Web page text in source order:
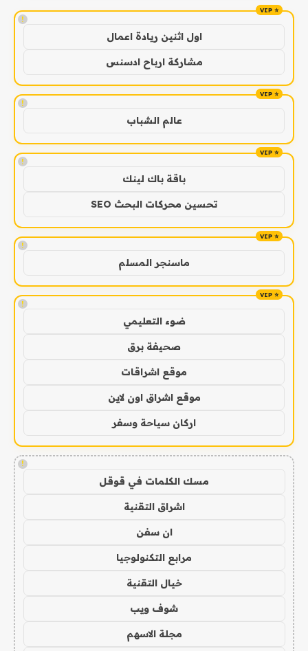
!
اول اثنين ريادة اعمال
مشاركة ارباح ادسنس
!
عالم الشباب
!
باقة باك لينك
تحسين محركات البحث SEO
!
ماسنجر المسلم
!
ضوء التعليمي
صحيفة برق
موقع اشراقات
موقع اشراق اون لاين
اركان سياحة وسفر
!
مسك الكلمات في قوقل
اشراق التقنية
ان سفن
مرابع التكنولوجيا
خيال التقنية
شوف ويب
مجلة الاسهم